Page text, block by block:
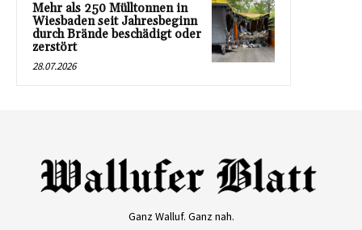
Mehr als 250 Mülltonnen in
Wiesbaden seit Jahresbeginn
durch Brände beschädigt oder
zerstört
28.07.2026
Ganz Walluf. Ganz nah.